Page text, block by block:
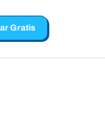
Gratis